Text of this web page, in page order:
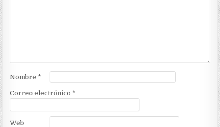
Nombre *
Correo electrónico *
Web